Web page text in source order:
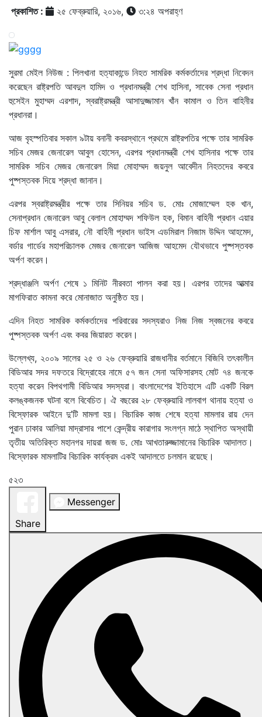
প্রকাশিত : ২৫ ফেব্রুয়ারি, ২০১৬, ৩:২৪ অপরাহ্ণ
সুরমা মেইল নিউজ : পিলখানা হত্যাকান্ডে নিহত সামরিক কর্মকর্তাদের শ্রদ্ধা নিবেদন
করেছেন রাষ্ট্রপতি আবদুল হামিদ ও প্রধানমন্ত্রী শেখ হাসিনা, সাবেক সেনা প্রধান
হুসেইন মুহাম্মদ এরশাদ, স্বরাষ্ট্রমন্ত্রী আসাদুজ্জামান খাঁন কামাল ও তিন বাহিনীর
প্রধানরা।
আজ বৃহস্পতিবার সকাল ৯টায় বনানী কবরস্থানে প্রথমে রাষ্ট্রপতির পক্ষে তার সামরিক
সচিব মেজর জেনারেল আবুল হোসেন, এরপর প্রধানমন্ত্রী শেখ হাসিনার পক্ষে তার
সামরিক সচিব মেজর জেনারেল মিয়া মোহাম্মদ জয়নুল আবেদীন নিহতদের কবরে
পুষ্পস্তবক দিয়ে শ্রদ্ধা জানান।
এরপর স্বরাষ্ট্রমন্ত্রীর পক্ষে তার সিনিয়র সচিব ড. মোঃ মোজাম্মেল হক খান,
সেনাপ্রধান জেনারেল আবু বেলাল মোহাম্মদ শফিউল হক, বিমান বাহিনী প্রধান এয়ার
চিফ মার্শাল আবু এসরার, নৌ বাহিনী প্রধান ভাইস এডমিরাল নিজাম উদ্দিন আহমেদ,
বর্ডার গার্ডের মহাপরিচালক মেজর জেনারেল আজিজ আহমেদ যৌথভাবে পুষ্পস্তবক
অর্পণ করেন।
শ্রদ্ধাঞ্জলি অর্পণ শেষে ১ মিনিট নীরবতা পালন করা হয়। এরপর তাদের আত্মার
মাগফিরাত কামনা করে মোনাজাত অনুষ্ঠিত হয়।
এদিন নিহত সামরিক কর্মকর্তাদের পরিবারের সদস্যরাও নিজ নিজ স্বজনের কবরে
পুষ্পস্তবক অর্পণ এবং কবর জিয়ারত করেন।
উল্লেখ্য, ২০০৯ সালের ২৫ ও ২৬ ফেব্রুয়ারি রাজধানীর বর্তমানে বিজিবি তৎকালীন
বিডিআর সদর দফতরে বিদ্রোহের নামে ৫৭ জন সেনা অফিসারসহ মোট ৭৪ জনকে
হত্যা করেন বিপথগামী বিডিআর সদস্যরা। বাংলাদেশের ইতিহাসে এটি একটি বিরল
কলঙ্কজনক ঘটনা বলে বিবেচিত। ঐ বছরের ২৮ ফেব্রুয়ারি লালবাগ থানায় হত্যা ও
বিস্ফোরক আইনে দু’টি মামলা হয়। বিচারিক কাজ শেষে হত্যা মামলার রায় দেন
পুরান ঢাকার আলিয়া মাদ্রাসার পাশে কেন্দ্রীয় কারাগার সংলগ্ন মাঠে স্থাপিত অস্থায়ী
তৃতীয় অতিরিক্ত মহানগর দায়রা জজ ড. মোঃ আখতারুজ্জামানের বিচারিক আদালত।
বিস্ফোরক মামলাটির বিচারিক কার্যক্রম একই আদালতে চলমান রয়েছে।
৫২৩
Share
Messenger